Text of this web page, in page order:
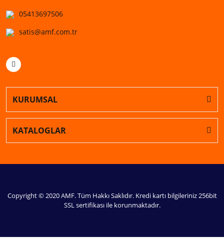
05413697506
satis@amf.com.tr
KURUMSAL
KATALOGLAR
Copyright © 2020 AMF. Tüm Hakkı Saklıdır. Kredi kartı bilgileriniz 256bit
SSL sertifikası ile korunmaktadır.